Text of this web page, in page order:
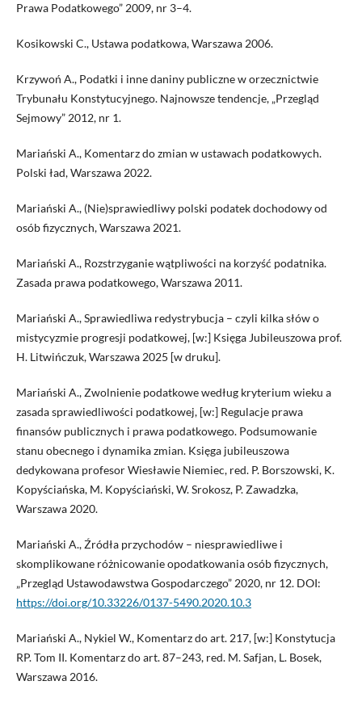
Prawa Podatkowego” 2009, nr 3–4.
Kosikowski C., Ustawa podatkowa, Warszawa 2006.
Krzywoń A., Podatki i inne daniny publiczne w orzecznictwie
Trybunału Konstytucyjnego. Najnowsze tendencje, „Przegląd
Sejmowy” 2012, nr 1.
Mariański A., Komentarz do zmian w ustawach podatkowych.
Polski ład, Warszawa 2022.
Mariański A., (Nie)sprawiedliwy polski podatek dochodowy od
osób fizycznych, Warszawa 2021.
Mariański A., Rozstrzyganie wątpliwości na korzyść podatnika.
Zasada prawa podatkowego, Warszawa 2011.
Mariański A., Sprawiedliwa redystrybucja – czyli kilka słów o
mistycyzmie progresji podatkowej, [w:] Księga Jubileuszowa prof.
H. Litwińczuk, Warszawa 2025 [w druku].
Mariański A., Zwolnienie podatkowe według kryterium wieku a
zasada sprawiedliwości podatkowej, [w:] Regulacje prawa
finansów publicznych i prawa podatkowego. Podsumowanie
stanu obecnego i dynamika zmian. Księga jubileuszowa
dedykowana profesor Wiesławie Niemiec, red. P. Borszowski, K.
Kopyściańska, M. Kopyściański, W. Srokosz, P. Zawadzka,
Warszawa 2020.
Mariański A., Źródła przychodów – niesprawiedliwe i
skomplikowane różnicowanie opodatkowania osób fizycznych,
„Przegląd Ustawodawstwa Gospodarczego” 2020, nr 12. DOI:
https://doi.org/10.33226/0137-5490.2020.10.3
Mariański A., Nykiel W., Komentarz do art. 217, [w:] Konstytucja
RP. Tom II. Komentarz do art. 87–243, red. M. Safjan, L. Bosek,
Warszawa 2016.